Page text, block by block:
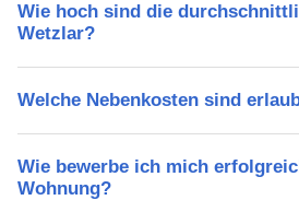
Wie hoch sind die
Wetzlar?
Welche Nebenkosten sind
Wie bewerbe ich mich
Wohnung?